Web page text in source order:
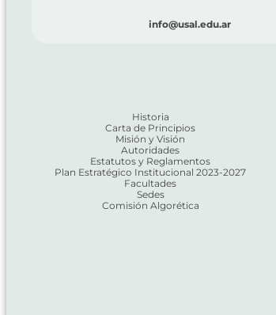
info@usal.edu.ar
Historia
Carta de Principios
Misión y Visión
Autoridades
Estatutos y Reglamentos
Plan Estratégico Institucional 2023-2027
Facultades
Sedes
Comisión Algorética